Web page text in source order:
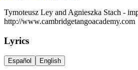
Tymoteusz Ley and Agnieszka Stach -
http://www.cambridgetangoacademy.com
Lyrics
Español English